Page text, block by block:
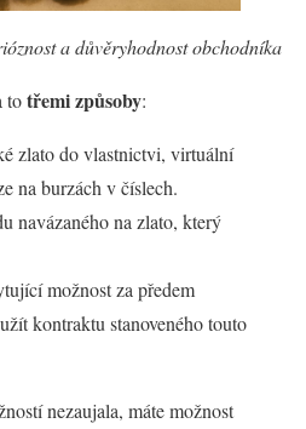
a důvěryhodnost obchodníka
totřemi způsoby:
zlato do vlastnictvi, virtuální
na burzách v číslech.
navázaného na zlato, který
možnost za předem
kontraktu stanoveného touto
nezaujala, máte možnost